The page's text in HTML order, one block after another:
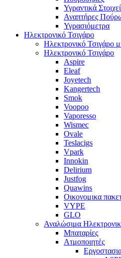
Υγραντικά
Αναπτήρες
Υγρασιόμετρα
Ηλεκτρονικό Τσιγάρο
Ηλεκτρονικό Τσιγάρο
Ηλεκτρονικό Τσιγάρο
Aspire
Eleaf
Joyetech
Kangertech
Smok
Voopoo
Vaporesso
Wismec
Ovale
Teslacigs
Vpark
Innokin
Delirium
Justfog
Quawins
Οικονομικα
VYPE
GLO
Αναλώσιμα
Μπαταρίες
Ατμοποιητές